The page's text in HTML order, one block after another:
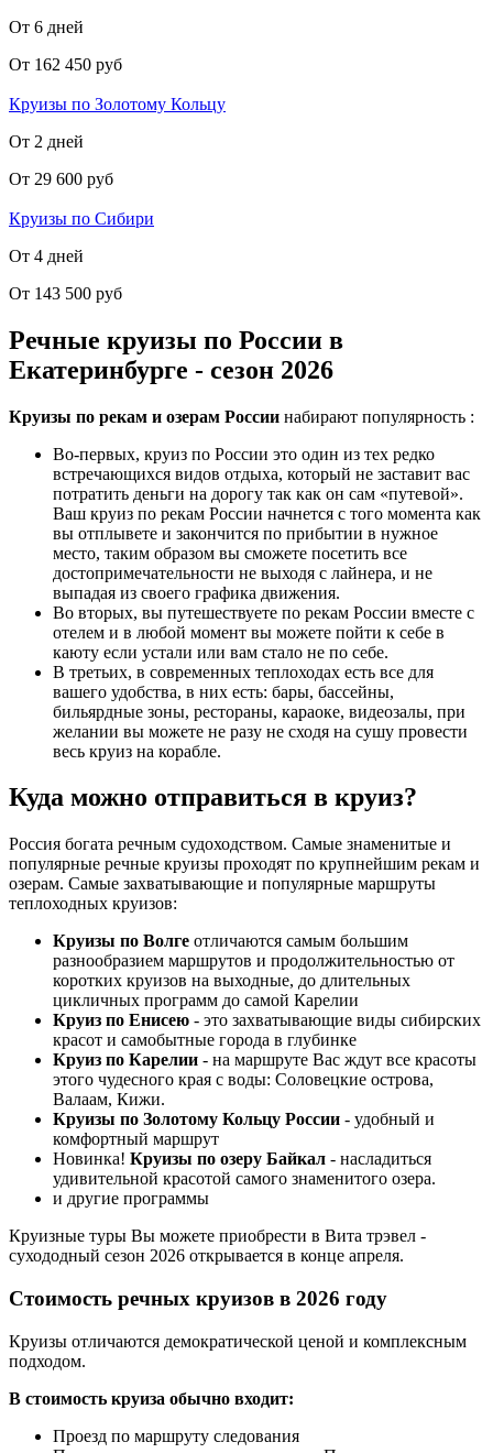
От 6 дней
От 162 450 руб
Круизы по Золотому Кольцу
От 2 дней
От 29 600 руб
Круизы по Сибири
От 4 дней
От 143 500 руб
Речные круизы по России в
Екатеринбурге - сезон 2026
Круизы по рекам и озерам России набирают популярность :
Во-первых, круиз по России это один из тех редко
встречающихся видов отдыха, который не заставит вас
потратить деньги на дорогу так как он сам «путевой».
Ваш круиз по рекам России начнется с того момента как
вы отплывете и закончится по прибытии в нужное
место, таким образом вы сможете посетить все
достопримечательности не выходя с лайнера, и не
выпадая из своего графика движения.
Во вторых, вы путешествуете по рекам России вместе с
отелем и в любой момент вы можете пойти к себе в
каюту если устали или вам стало не по себе.
В третьих, в современных теплоходах есть все для
вашего удобства, в них есть: бары, бассейны,
бильярдные зоны, рестораны, караоке, видеозалы, при
желании вы можете не разу не сходя на сушу провести
весь круиз на корабле.
Куда можно отправиться в круиз?
Россия богата речным судоходством. Самые знаменитые и
популярные речные круизы проходят по крупнейшим рекам и
озерам. Самые захватывающие и популярные маршруты
теплоходных круизов:
Круизы по Волге отличаются самым большим
разнообразием маршрутов и продолжительностью от
коротких круизов на выходные, до длительных
цикличных программ до самой Карелии
Круиз по Енисею - это захватывающие виды сибирских
красот и самобытные города в глубинке
Круиз по Карелии - на маршруте Вас ждут все красоты
этого чудесного края с воды: Соловецкие острова,
Валаам, Кижи.
Круизы по Золотому Кольцу России - удобный и
комфортный маршрут
Новинка! Круизы по озеру Байкал - насладиться
удивительной красотой самого знаменитого озера.
и другие программы
Круизные туры Вы можете приобрести в Вита трэвел -
сухододный сезон 2026 открывается в конце апреля.
Стоимость речных круизов в 2026 году
Круизы отличаются демократической ценой и комплексным
подходом.
В стоимость круиза обычно входит:
Проезд по маршруту следования